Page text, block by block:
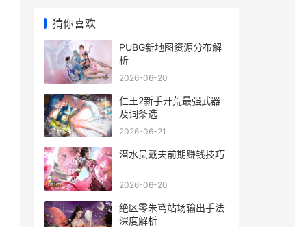
猜你喜欢
PUBG新地图资源分布解
析
2026-06-20
仁王2新手开荒最强武器
及词条选
2026-06-21
潜水员戴夫前期赚钱技巧
2026-06-20
绝区零朱鸢站场输出手法
深度解析